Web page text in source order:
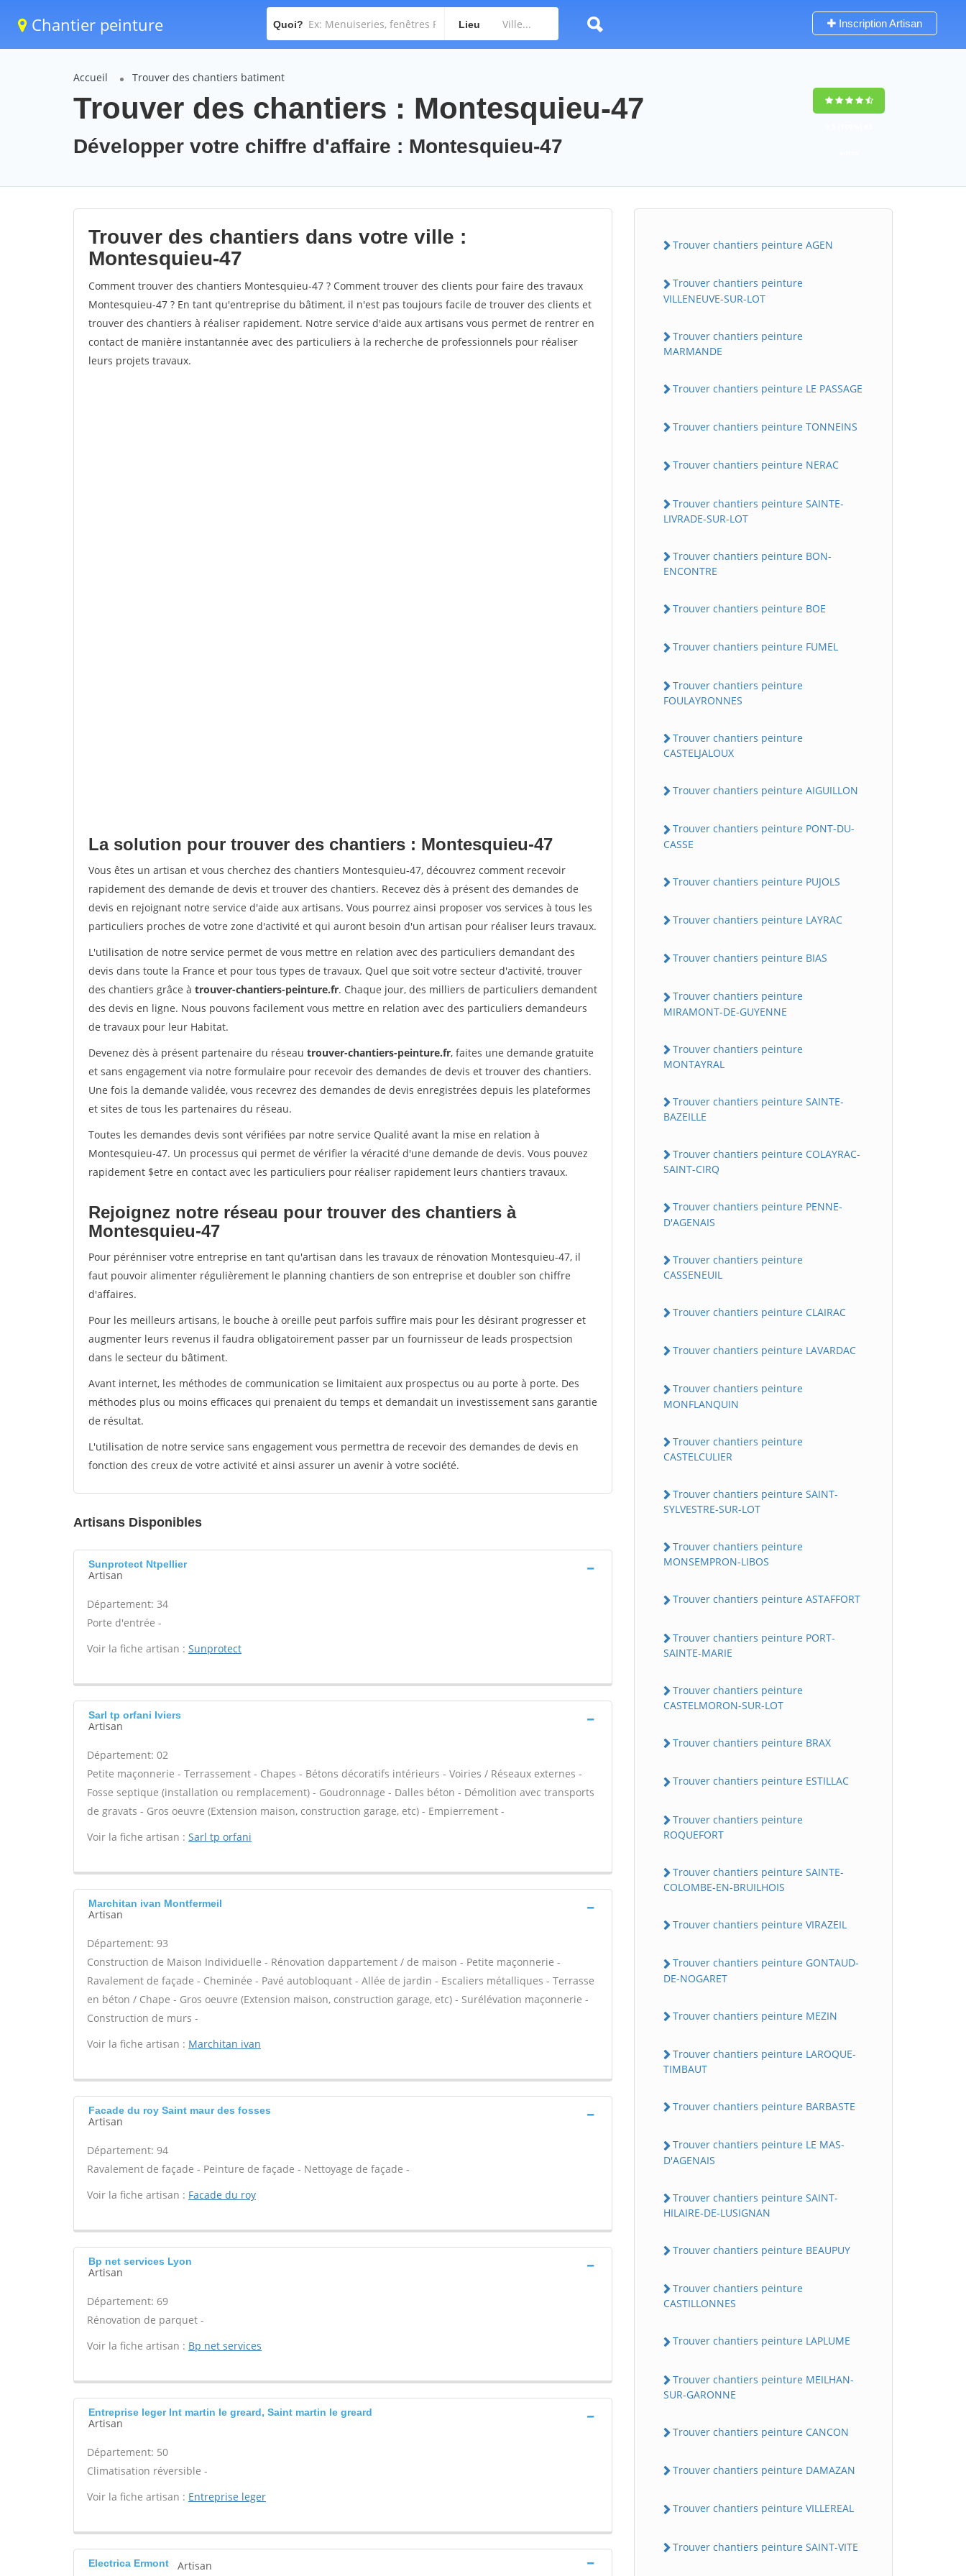
Chantier peinture Quoi? Lieu Inscription Artisan
Accueil Trouver des chantiers batiment
Trouver des chantiers : Montesquieu-47
Développer votre chiffre d'affaire : Montesquieu-47
Trouver des chantiers dans votre ville :
Montesquieu-47
Comment trouver des chantiers Montesquieu-47 ? Comment trouver des clients pour faire des travaux
Montesquieu-47 ? En tant qu'entreprise du bâtiment, il n'est pas toujours facile de trouver des clients et
trouver des chantiers à réaliser rapidement. Notre service d'aide aux artisans vous permet de rentrer en
contact de manière instantannée avec des particuliers à la recherche de professionnels pour réaliser
leurs projets travaux.
La solution pour trouver des chantiers : Montesquieu-47
Vous êtes un artisan et vous cherchez des chantiers Montesquieu-47, découvrez comment recevoir
rapidement des demande de devis et trouver des chantiers. Recevez dès à présent des demandes de
devis en rejoignant notre service d'aide aux artisans. Vous pourrez ainsi proposer vos services à tous les
particuliers proches de votre zone d'activité et qui auront besoin d'un artisan pour réaliser leurs travaux.
L'utilisation de notre service permet de vous mettre en relation avec des particuliers demandant des
devis dans toute la France et pour tous types de travaux. Quel que soit votre secteur d'activité, trouver
des chantiers grâce à trouver-chantiers-peinture.fr. Chaque jour, des milliers de particuliers demandent
des devis en ligne. Nous pouvons facilement vous mettre en relation avec des particuliers demandeurs
de travaux pour leur Habitat.
Devenez dès à présent partenaire du réseau trouver-chantiers-peinture.fr, faites une demande gratuite
et sans engagement via notre formulaire pour recevoir des demandes de devis et trouver des chantiers.
Une fois la demande validée, vous recevrez des demandes de devis enregistrées depuis les plateformes
et sites de tous les partenaires du réseau.
Toutes les demandes devis sont vérifiées par notre service Qualité avant la mise en relation à
Montesquieu-47. Un processus qui permet de vérifier la véracité d'une demande de devis. Vous pouvez
rapidement $etre en contact avec les particuliers pour réaliser rapidement leurs chantiers travaux.
Rejoignez notre réseau pour trouver des chantiers à
Montesquieu-47
Pour pérénniser votre entreprise en tant qu'artisan dans les travaux de rénovation Montesquieu-47, il
faut pouvoir alimenter régulièrement le planning chantiers de son entreprise et doubler son chiffre
d'affaires.
Pour les meilleurs artisans, le bouche à oreille peut parfois suffire mais pour les désirant progresser et
augmenter leurs revenus il faudra obligatoirement passer par un fournisseur de leads prospectsion
dans le secteur du bâtiment.
Avant internet, les méthodes de communication se limitaient aux prospectus ou au porte à porte. Des
méthodes plus ou moins efficaces qui prenaient du temps et demandait un investissement sans garantie
de résultat.
L'utilisation de notre service sans engagement vous permettra de recevoir des demandes de devis en
fonction des creux de votre activité et ainsi assurer un avenir à votre société.
Artisans Disponibles
Sunprotect Ntpellier
Artisan
Département: 34
Porte d'entrée -
Voir la fiche artisan : Sunprotect
Sarl tp orfani Iviers
Artisan
Département: 02
Petite maçonnerie - Terrassement - Chapes - Bétons décoratifs intérieurs - Voiries / Réseaux externes -
Fosse septique (installation ou remplacement) - Goudronnage - Dalles béton - Démolition avec transports
de gravats - Gros oeuvre (Extension maison, construction garage, etc) - Empierrement -
Voir la fiche artisan : Sarl tp orfani
Marchitan ivan Montfermeil
Artisan
Département: 93
Construction de Maison Individuelle - Rénovation dappartement / de maison - Petite maçonnerie -
Ravalement de façade - Cheminée - Pavé autobloquant - Allée de jardin - Escaliers métalliques - Terrasse
en béton / Chape - Gros oeuvre (Extension maison, construction garage, etc) - Surélévation maçonnerie -
Construction de murs -
Voir la fiche artisan : Marchitan ivan
Facade du roy Saint maur des fosses
Artisan
Département: 94
Ravalement de façade - Peinture de façade - Nettoyage de façade -
Voir la fiche artisan : Facade du roy
Bp net services Lyon
Artisan
Département: 69
Rénovation de parquet -
Voir la fiche artisan : Bp net services
Entreprise leger Int martin le greard, Saint martin le greard
Artisan
Département: 50
Climatisation réversible -
Voir la fiche artisan : Entreprise leger
Electrica Ermont Artisan
Trouver chantiers peinture AGEN
Trouver chantiers peinture
VILLENEUVE-SUR-LOT
Trouver chantiers peinture
MARMANDE
Trouver chantiers peinture LE PASSAGE
Trouver chantiers peinture TONNEINS
Trouver chantiers peinture NERAC
Trouver chantiers peinture SAINTE-
LIVRADE-SUR-LOT
Trouver chantiers peinture BON-
ENCONTRE
Trouver chantiers peinture BOE
Trouver chantiers peinture FUMEL
Trouver chantiers peinture
FOULAYRONNES
Trouver chantiers peinture
CASTELJALOUX
Trouver chantiers peinture AIGUILLON
Trouver chantiers peinture PONT-DU-
CASSE
Trouver chantiers peinture PUJOLS
Trouver chantiers peinture LAYRAC
Trouver chantiers peinture BIAS
Trouver chantiers peinture
MIRAMONT-DE-GUYENNE
Trouver chantiers peinture
MONTAYRAL
Trouver chantiers peinture SAINTE-
BAZEILLE
Trouver chantiers peinture COLAYRAC-
SAINT-CIRQ
Trouver chantiers peinture PENNE-
D'AGENAIS
Trouver chantiers peinture
CASSENEUIL
Trouver chantiers peinture CLAIRAC
Trouver chantiers peinture LAVARDAC
Trouver chantiers peinture
MONFLANQUIN
Trouver chantiers peinture
CASTELCULIER
Trouver chantiers peinture SAINT-
SYLVESTRE-SUR-LOT
Trouver chantiers peinture
MONSEMPRON-LIBOS
Trouver chantiers peinture ASTAFFORT
Trouver chantiers peinture PORT-
SAINTE-MARIE
Trouver chantiers peinture
CASTELMORON-SUR-LOT
Trouver chantiers peinture BRAX
Trouver chantiers peinture ESTILLAC
Trouver chantiers peinture
ROQUEFORT
Trouver chantiers peinture SAINTE-
COLOMBE-EN-BRUILHOIS
Trouver chantiers peinture VIRAZEIL
Trouver chantiers peinture GONTAUD-
DE-NOGARET
Trouver chantiers peinture MEZIN
Trouver chantiers peinture LAROQUE-
TIMBAUT
Trouver chantiers peinture BARBASTE
Trouver chantiers peinture LE MAS-
D'AGENAIS
Trouver chantiers peinture SAINT-
HILAIRE-DE-LUSIGNAN
Trouver chantiers peinture BEAUPUY
Trouver chantiers peinture
CASTILLONNES
Trouver chantiers peinture LAPLUME
Trouver chantiers peinture MEILHAN-
SUR-GARONNE
Trouver chantiers peinture CANCON
Trouver chantiers peinture DAMAZAN
Trouver chantiers peinture VILLEREAL
Trouver chantiers peinture SAINT-VITE